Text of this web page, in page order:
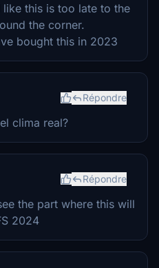
this is too late to the
the corner.
bought this in 2023
Répondre
clima real?
Répondre
the part where this will
2024